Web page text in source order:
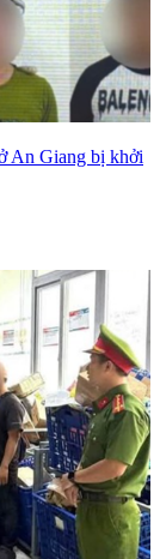
An Giang bị khởi